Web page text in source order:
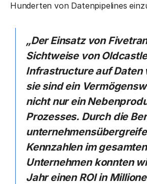
Hunderten von Datenpipelines
„Der Einsatz von
Sichtweise von Oldcastle
Infrastructure auf
sie sind ein
nicht nur ein
Prozesses. Durch die
Kennzahlen im gesamten
Unternehmen konnten
Jahr einen ROI in